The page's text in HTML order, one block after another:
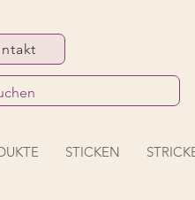
STICKEN